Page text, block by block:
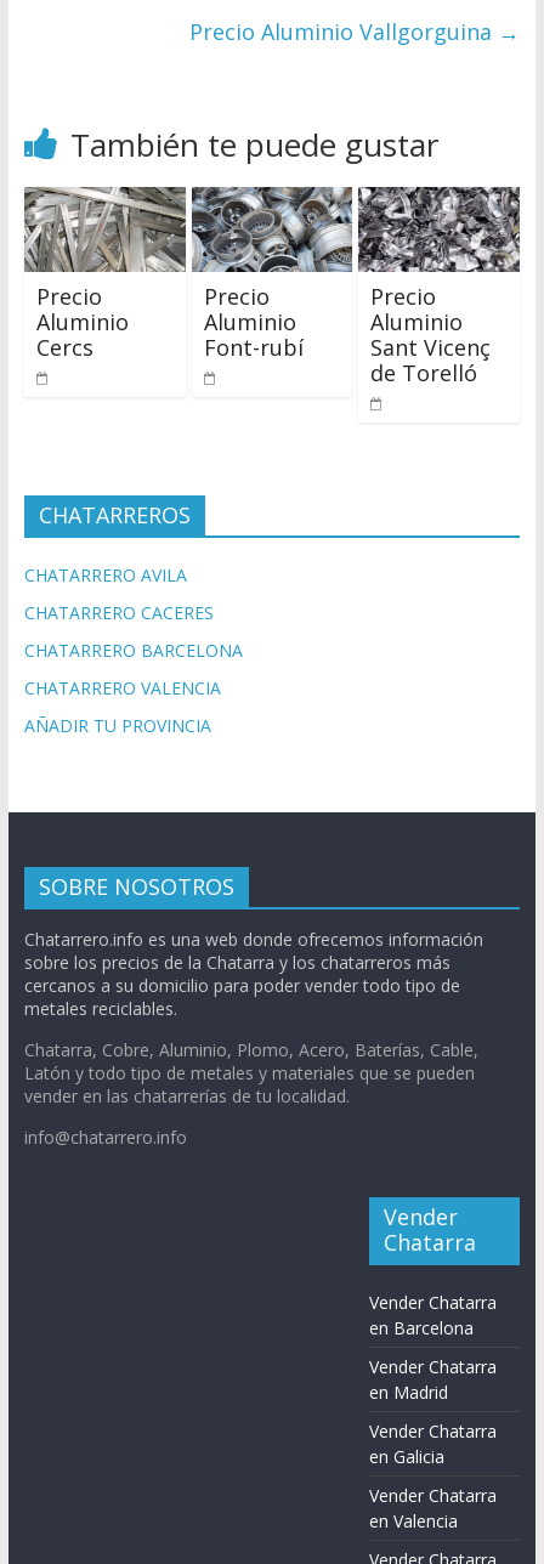
Precio Aluminio Vallgorguina →
También te puede gustar
Precio
Aluminio
Cercs
Precio
Aluminio
Font-rubí
Precio
Aluminio
Sant Vicenç
de Torelló
CHATARREROS
CHATARRERO AVILA
CHATARRERO CACERES
CHATARRERO BARCELONA
CHATARRERO VALENCIA
AÑADIR TU PROVINCIA
SOBRE NOSOTROS
Chatarrero.info es una web donde ofrecemos información
sobre los precios de la Chatarra y los chatarreros más
cercanos a su domicilio para poder vender todo tipo de
metales reciclables.
Chatarra, Cobre, Aluminio, Plomo, Acero, Baterías, Cable,
Latón y todo tipo de metales y materiales que se pueden
vender en las chatarrerías de tu localidad.
info@chatarrero.info
Vender
Chatarra
Vender Chatarra
en Barcelona
Vender Chatarra
en Madrid
Vender Chatarra
en Galicia
Vender Chatarra
en Valencia